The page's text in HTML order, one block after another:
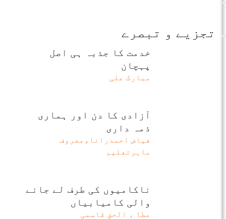
تجزیے و تبصرے
خدمت کا جذبہ ہی اصل
پہچان
مبارک علی
آزادی کا دن اور ہماری
ذمہ داری
فیاض احمدرانا،معروف
ماہرتعلیم
ناکامیوں کی طرف لے جانے
والی کامیابیاں
عطا ء الحق قاسمی